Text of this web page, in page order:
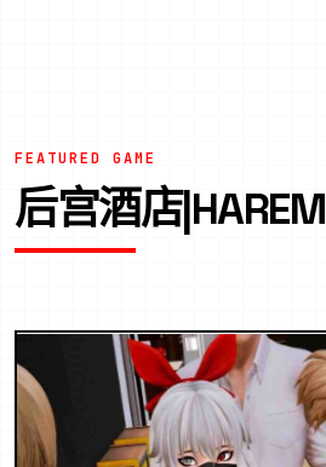
FEATURED GAME
后宫酒店